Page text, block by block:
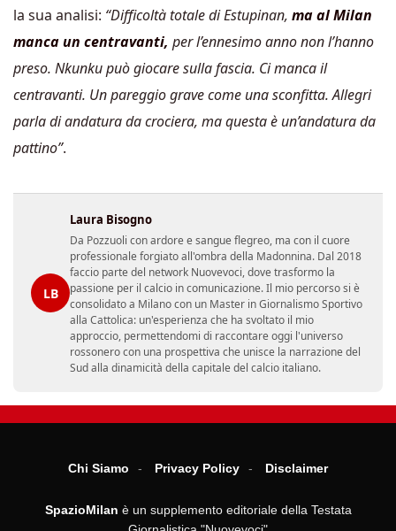
la sua analisi: “Difficoltà totale di Estupinan, ma al Milan
manca un centravanti, per l’ennesimo anno non l’hanno
preso. Nkunku può giocare sulla fascia. Ci manca il
centravanti. Un pareggio grave come una sconfitta. Allegri
parla di andatura da crociera, ma questa è un’andatura da
pattino”.
LB
Laura Bisogno
Da Pozzuoli con ardore e sangue flegreo, ma con il cuore
professionale forgiato all'ombra della Madonnina. Dal 2018
faccio parte del network Nuovevoci, dove trasformo la
passione per il calcio in comunicazione. Il mio percorso si è
consolidato a Milano con un Master in Giornalismo Sportivo
alla Cattolica: un'esperienza che ha svoltato il mio
approccio, permettendomi di raccontare oggi l'universo
rossonero con una prospettiva che unisce la narrazione del
Sud alla dinamicità della capitale del calcio italiano.
Chi Siamo Privacy Policy Disclaimer
SpazioMilan è un supplemento editoriale della Testata